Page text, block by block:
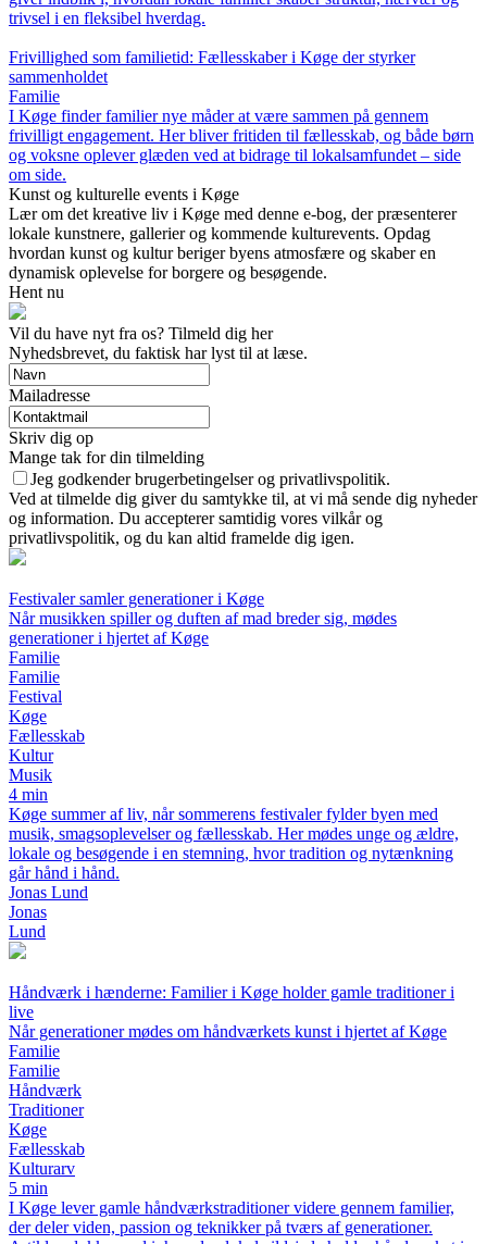
trivsel i en fleksibel hverdag.
Frivillighed som familietid: Fællesskaber i Køge der styrker
sammenholdet
Familie
I Køge finder familier nye måder at være sammen på gennem
frivilligt engagement. Her bliver fritiden til fællesskab, og både børn
og voksne oplever glæden ved at bidrage til lokalsamfundet – side
om side.
Kunst og kulturelle events i Køge
Lær om det kreative liv i Køge med denne e-bog, der præsenterer
lokale kunstnere, gallerier og kommende kulturevents. Opdag
hvordan kunst og kultur beriger byens atmosfære og skaber en
dynamisk oplevelse for borgere og besøgende.
Hent nu
Vil du have nyt fra os? Tilmeld dig her
Nyhedsbrevet, du faktisk har lyst til at læse.
Mailadresse
Skriv dig op
Mange tak for din tilmelding
Jeg godkender brugerbetingelser og privatlivspolitik.
Ved at tilmelde dig giver du samtykke til, at vi må sende dig nyheder
og information. Du accepterer samtidig vores vilkår og
privatlivspolitik, og du kan altid framelde dig igen.
Festivaler samler generationer i Køge
Når musikken spiller og duften af mad breder sig, mødes
generationer i hjertet af Køge
Familie
Familie
Festival
Køge
Fællesskab
Kultur
Musik
4 min
Køge summer af liv, når sommerens festivaler fylder byen med
musik, smagsoplevelser og fællesskab. Her mødes unge og ældre,
lokale og besøgende i en stemning, hvor tradition og nytænkning
går hånd i hånd.
Jonas Lund
Jonas
Lund
Håndværk i hænderne: Familier i Køge holder gamle traditioner i
live
Når generationer mødes om håndværkets kunst i hjertet af Køge
Familie
Familie
Håndværk
Traditioner
Køge
Fællesskab
Kulturarv
5 min
I Køge lever gamle håndværkstraditioner videre gennem familier,
der deler viden, passion og teknikker på tværs af generationer.